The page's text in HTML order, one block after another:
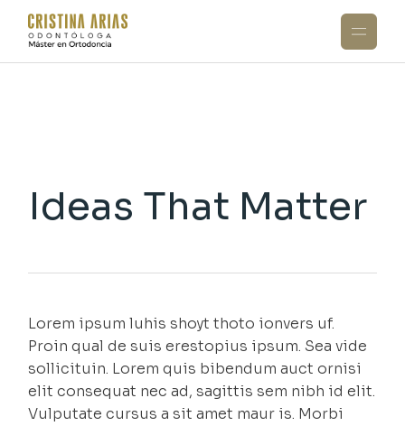
content
Ideas That Matter
Lorem ipsum luhis shoyt thoto ionvers uf.
Proin qual de suis erestopius ipsum. Sea vide
sollicituin. Lorem quis bibendum auct ornisi
elit consequat nec ad, sagittis sem nibh id elit.
Vulputate cursus a sit amet maur is. Morbi